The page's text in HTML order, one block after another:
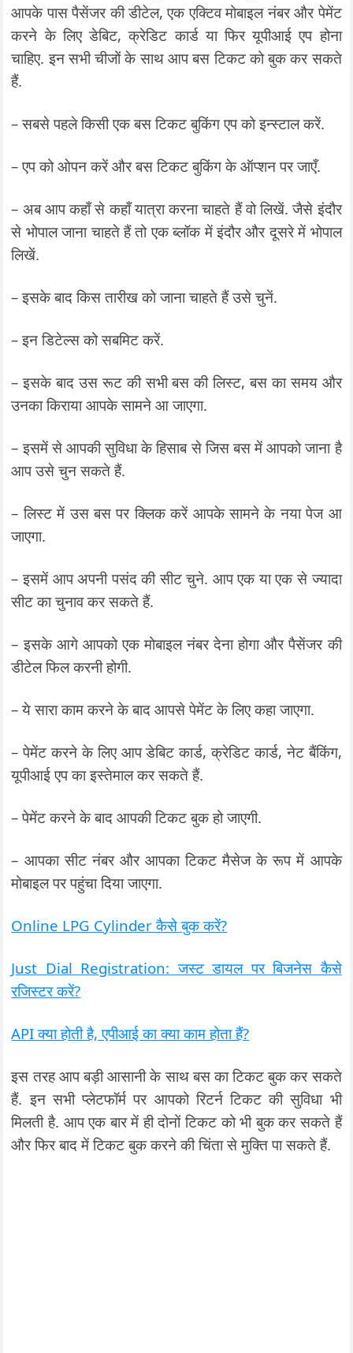
आपके पास पैसेंजर की डीटेल, एक एक्टिव मोबाइल नंबर और पेमेंट
करने के लिए डेबिट, क्रेडिट कार्ड या फिर यूपीआई एप होना
चाहिए. इन सभी चीजों के साथ आप बस टिकट को बुक कर सकते
हैं.
– सबसे पहले किसी एक बस टिकट बुकिंग एप को इन्स्टाल करें.
– एप को ओपन करें और बस टिकट बुकिंग के ऑप्शन पर जाएँ.
– अब आप कहाँ से कहाँ यात्रा करना चाहते हैं वो लिखें. जैसे इंदौर
से भोपाल जाना चाहते हैं तो एक ब्लॉक में इंदौर और दूसरे में भोपाल
लिखें.
– इसके बाद किस तारीख को जाना चाहते हैं उसे चुनें.
– इन डिटेल्स को सबमिट करें.
– इसके बाद उस रूट की सभी बस की लिस्ट, बस का समय और
उनका किराया आपके सामने आ जाएगा.
– इसमें से आपकी सुविधा के हिसाब से जिस बस में आपको जाना है
आप उसे चुन सकते हैं.
– लिस्ट में उस बस पर क्लिक करें आपके सामने के नया पेज आ
जाएगा.
– इसमें आप अपनी पसंद की सीट चुने. आप एक या एक से ज्यादा
सीट का चुनाव कर सकते हैं.
– इसके आगे आपको एक मोबाइल नंबर देना होगा और पैसेंजर की
डीटेल फिल करनी होगी.
– ये सारा काम करने के बाद आपसे पेमेंट के लिए कहा जाएगा.
– पेमेंट करने के लिए आप डेबिट कार्ड, क्रेडिट कार्ड, नेट बैंकिंग,
यूपीआई एप का इस्तेमाल कर सकते हैं.
– पेमेंट करने के बाद आपकी टिकट बुक हो जाएगी.
– आपका सीट नंबर और आपका टिकट मैसेज के रूप में आपके
मोबाइल पर पहुंचा दिया जाएगा.
Online LPG Cylinder कैसे बुक करें?
Just Dial Registration: जस्ट डायल पर बिजनेस कैसे
रजिस्टर करें?
API क्या होती है, एपीआई का क्या काम होता हैं?
इस तरह आप बड़ी आसानी के साथ बस का टिकट बुक कर सकते
हैं. इन सभी प्लेटफॉर्म पर आपको रिटर्न टिकट की सुविधा भी
मिलती है. आप एक बार में ही दोनों टिकट को भी बुक कर सकते हैं
और फिर बाद में टिकट बुक करने की चिंता से मुक्ति पा सकते हैं.